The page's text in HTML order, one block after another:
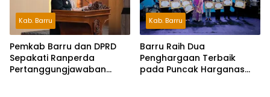
Kab. Barru
Pemkab Barru dan DPRD
Sepakati Ranperda
Pertanggungjawaban
Kab. Barru
Barru Raih Dua
Penghargaan Terbaik
pada Puncak Harganas